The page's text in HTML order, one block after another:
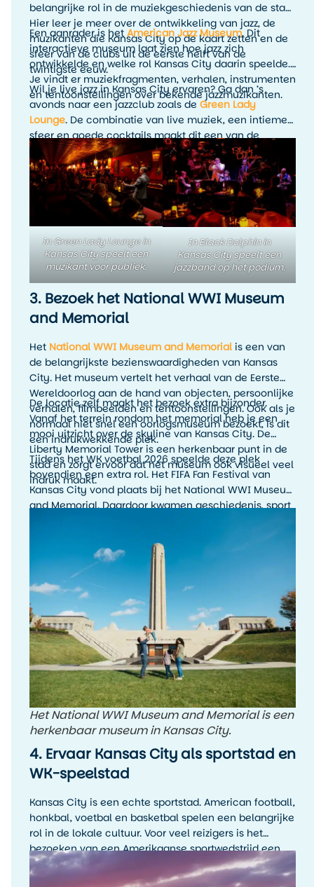
belangrijke rol in de muziekgeschiedenis van de stad.
Hier leer je meer over de ontwikkeling van jazz, de
muzikanten die Kansas City op de kaart zetten en de
sfeer van de clubs uit de eerste helft van de
twintigste eeuw.
Een aanrader is hetAmerican Jazz Museum. Dit
interactieve museum laat zien hoe jazz zich
ontwikkelde en welke rol Kansas City daarin speelde.
Je vindt er muziekfragmenten, verhalen, instrumenten
en tentoonstellingen over bekende jazzmuzikanten.
Wil je live jazz in Kansas City ervaren? Ga dan ’s
avonds naar een jazzclub zoals de Green Lady
Lounge. De combinatie van live muziek, een intieme
sfeer en goede cocktails maakt dit een van de
leukste avondactiviteiten in Kansas City. Het is
precies zo’n ervaring die je reis persoonlijker maakt
dan alleen het afvinken van bezienswaardigheden.
In Green Lady Lounge in
Kansas City speelt een
muzikant voor publiek.
In Black Dolphin in
Kansas City speelt een
jazzband op het podium.
3. Bezoek het National WWI Museum
and Memorial
Het National WWI Museum and Memorial is een van
de belangrijkste bezienswaardigheden van Kansas
City. Het museum vertelt het verhaal van de Eerste
Wereldoorlog aan de hand van objecten, persoonlijke
verhalen, filmbeelden en tentoonstellingen. Ook als je
normaal niet snel een oorlogsmuseum bezoekt, is dit
een indrukwekkende plek.
De locatie zelf maakt het bezoek extra bijzonder.
Vanaf het terrein rondom het memorial heb je een
mooi uitzicht over de skyline van Kansas City. De
Liberty Memorial Tower is een herkenbaar punt in de
stad en zorgt ervoor dat het museum ook visueel veel
indruk maakt.
Tijdens het WK voetbal 2026 speelde deze plek
bovendien een extra rol. Het FIFA Fan Festival van
Kansas City vond plaats bij het National WWI Museum
and Memorial. Daardoor kwamen geschiedenis, sport
Het National WWI Museum and Memorial is een
herkenbaar museum in Kansas City.
4. Ervaar Kansas City als sportstad en
WK-speelstad
Kansas City is een echte sportstad. American football,
honkbal, voetbal en basketbal spelen een belangrijke
rol in de lokale cultuur. Voor veel reizigers is het
bezoeken van een Amerikaanse sportwedstrijd een
hoogtepunt van de reis, zelfs als je de sport zelf niet
wekelijks volgt.